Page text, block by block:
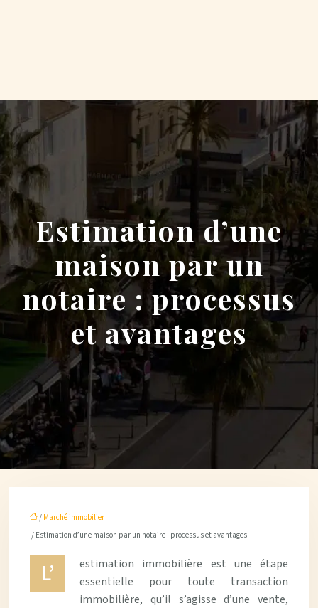
Estimation d’une
maison par un
notaire : processus
et avantages
/ Marché immobilier
/ Estimation d’une maison par un notaire : processus et avantages
L’
estimation immobilière est une étape
essentielle pour toute transaction
immobilière, qu’il s’agisse d’une vente,